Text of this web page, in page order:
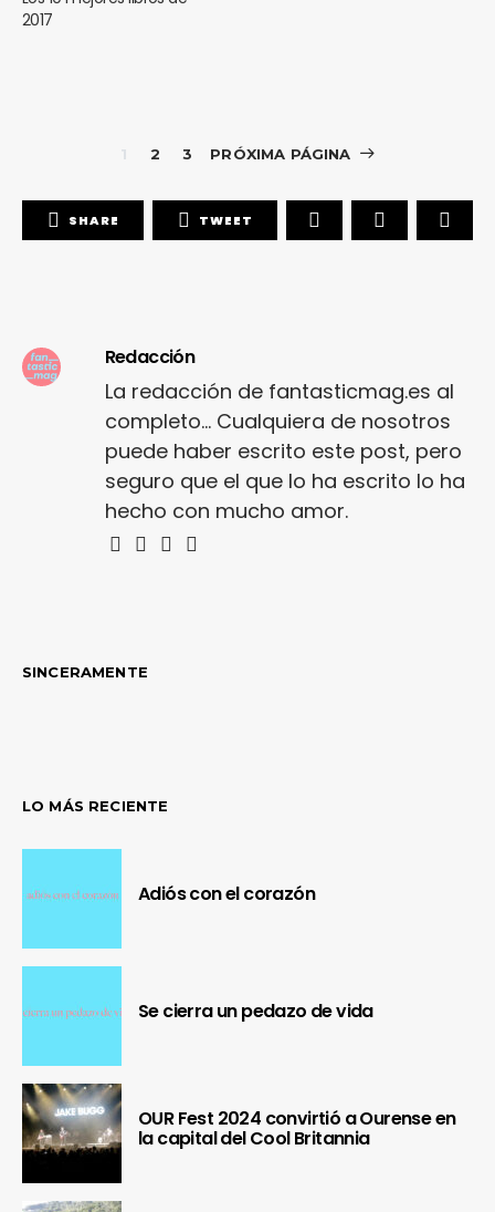
2017
1 2 3 PRÓXIMA PÁGINA
SHARE TWEET
Redacción
La redacción de fantasticmag.es al
completo... Cualquiera de nosotros
puede haber escrito este post, pero
seguro que el que lo ha escrito lo ha
hecho con mucho amor.
SINCERAMENTE
LO MÁS RECIENTE
Adiós con el corazón
Se cierra un pedazo de vida
OUR Fest 2024 convirtió a Ourense en
la capital del Cool Britannia